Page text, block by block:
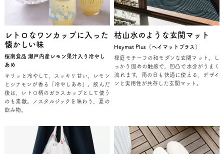
レトロなワンカップに入った
懐かしい味
桜南食品 瀬戸内産レモン果汁入り冷やし
あめ
キリッと冷やして、スッキリ甘い。レモン
とシナモンが香る「冷やしあめ」。飲んだ
後は、レトロ柄のガラスカップとして使う
のも素敵。ノスタルジックを味わう、夏の
飲み物。
枯山水のような玄関マット
Heymat Plus（ヘイマットプラス）
禅庭モチーフの和モダンな玄関マット。し
っかり固めの触感で、凹凸で水分がうまく
流れます。雨の日も快適に使える、デザイ
ンと実用性が共存した玄関マット。